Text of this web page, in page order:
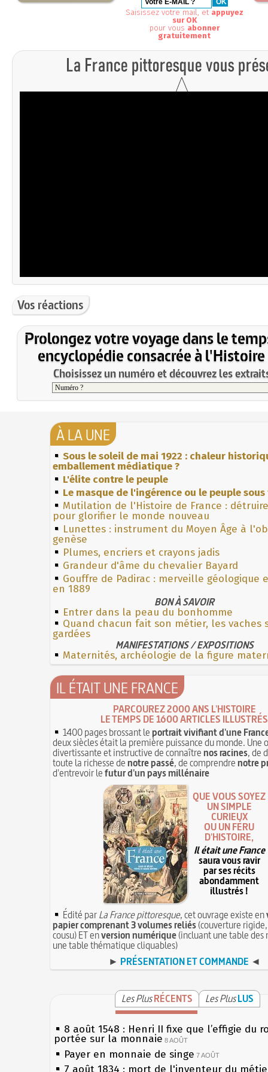
Saisissez votre mail, et appuyez
sur OK
pour vous abonner
gratuitement
Vos réactions
Prolongez votre voyage dans le
encyclopédie consacrée à l'Histoire
Choisissez un numéro et découvrez les
À LA UNE
Sous le soleil de mai 1922 : chaleur
emballement médiatique ?
L'élite contre le peuple
Le masque de l'ingérence ou le peuple
Mutilation de l'Histoire de France :
pour glorifier le monde nouveau
Lunettes : instrument du Moyen Âge à
genèse
Plumes, encriers et crayons jadis
Grandeur d'âme du chevalier Bayard
Gouffre de Padirac : merveille géologique
en 1889
BON À SAVOIR
Entrer dans la peau du bonhomme
Quand chacun fait son métier, les vaches
gardées
MANIFESTATIONS / EXPOSITIONS
Maternités, archéologie de la figure
IL ÉTAIT UNE FRANCE
PARCOUREZ 2000 ANS L'HISTOIRE
LE TEMPS DE 1600 ARTICLES ILLUSTRÉS
1400 pages brossant leportrait vivifiant d'une
deux siècles était la première puissance du monde. Une
divertissante et instructive de connaîtrenos racines, de
toute la richesse denotre passé, de comprendrenotre
d'entrevoir lefutur d'un pays millénaire
QUE VOUS SOYEZ
UN SIMPLE
CURIEUX
OU UN FÉRU
D'HISTOIRE,
Il était une France
saura vous ravir
par ses récits
abondamment
illustrés !
Édité parLa France pittoresque, cet ouvrage existe en
papier comprenant 3 volumes reliés(couverture
cousu) ET enversion numérique(incluant une table des
une table thématique cliquables)
► PRÉSENTATION ET COMMANDE ◄
Les PlusRÉCENTS Les PlusLUS
8 août 1548 : Henri II fixe que l’effigie du
portée sur la monnaie 8 AOÛT
Payer en monnaie de singe 7 AOÛT
7 août 1834 : mort de l'inventeur du